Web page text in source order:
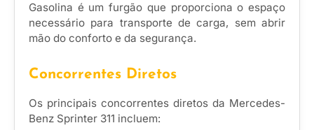
Gasolina é um furgão que proporciona o espaço
necessário para transporte de carga, sem abrir
mão do conforto e da segurança.
Concorrentes Diretos
Os principais concorrentes diretos da Mercedes-
Benz Sprinter 311 incluem: